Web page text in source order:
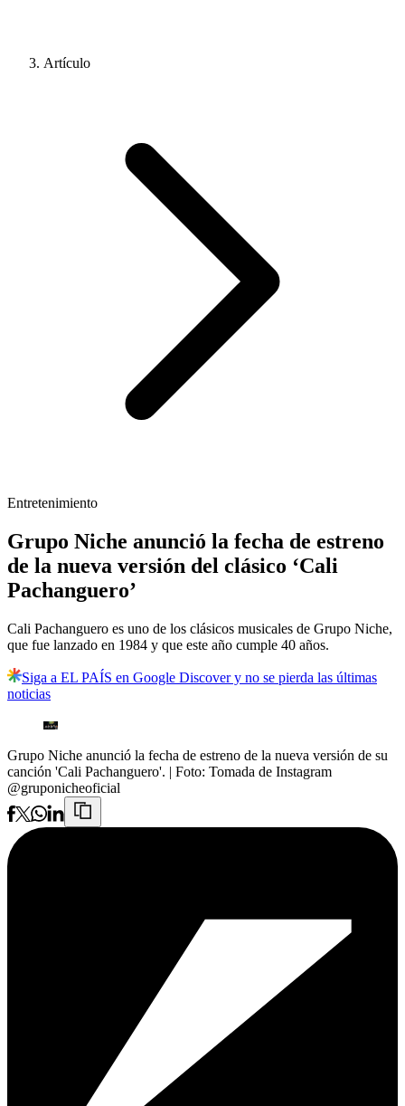
Artículo
Entretenimiento
Grupo Niche anunció la fecha de estreno
de la nueva versión del clásico ‘Cali
Pachanguero’
Cali Pachanguero es uno de los clásicos musicales de Grupo Niche,
que fue lanzado en 1984 y que este año cumple 40 años.
Siga a EL PAÍS en Google Discover y no se pierda las últimas
noticias
Grupo Niche anunció la fecha de estreno de la nueva versión de su
canción 'Cali Pachanguero'. | Foto: Tomada de Instagram
@gruponicheoficial